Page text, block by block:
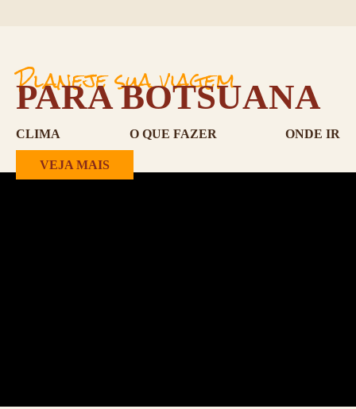
Planeje sua viagem
PARA BOTSUANA
CLIMA O QUE FAZER ONDE IR
VEJA MAIS